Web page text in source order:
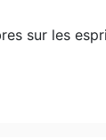
sur les